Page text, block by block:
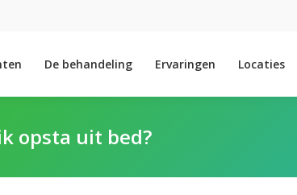
De behandeling Ervaringen Locaties
opsta uit bed?